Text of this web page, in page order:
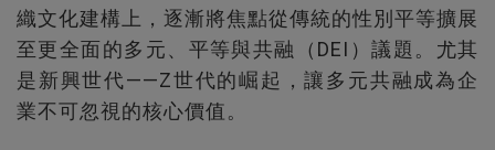
織文化建構上，逐漸將焦點從傳統的性別平等擴展
至更全面的多元、平等與共融（DEI）議題。尤其
是新興世代——Z世代的崛起，讓多元共融成為企
業不可忽視的核心價值。